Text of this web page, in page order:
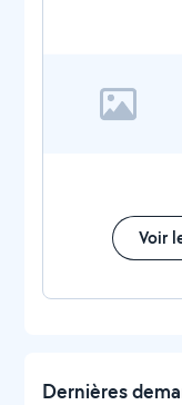
Voir
Dernières